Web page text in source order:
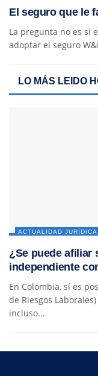
El seguro que le
La pregunta no es si
adoptar el seguro
LO MÁS LEIDO
ACTUALIDAD JURÍDICA
¿Se puede afiliar
independiente
En Colombia, sí es
de Riesgos
incluso...